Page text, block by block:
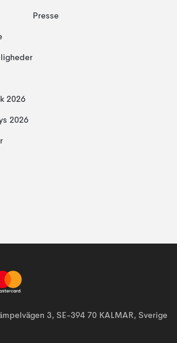
2026
2026
Presse
3, SE-394 70 KALMAR, Sverige